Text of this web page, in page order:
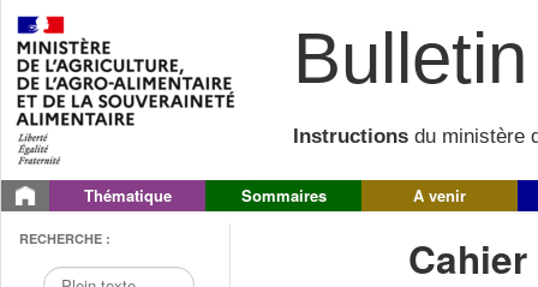
Instructions du ministère
Thématique Sommaires A venir
RECHERCHE :